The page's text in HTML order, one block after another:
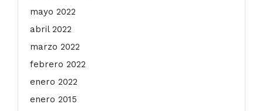
mayo 2022
abril 2022
marzo 2022
febrero 2022
enero 2022
enero 2015